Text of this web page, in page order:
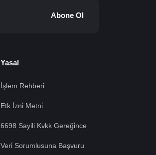
Abone Ol
Yasal
İşlem Rehberi̇
Etk İzni̇ Metni̇
6698 Sayili Kvkk Gereği̇nce
Veri̇ Sorumlusuna Başvuru